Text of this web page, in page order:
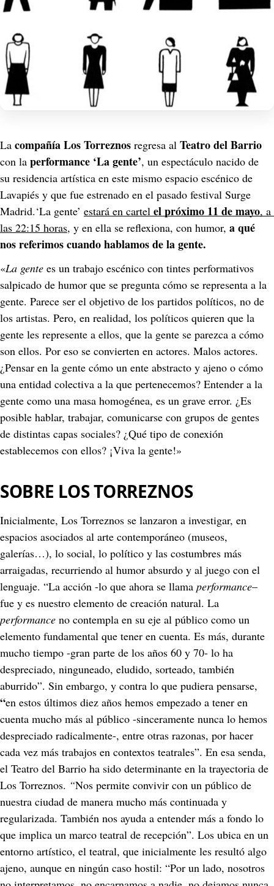
La compañía Los Torreznos regresa al Teatro del Barrio
con la performance ‘La gente’, un espectáculo nacido de
su residencia artística en este mismo espacio escénico de
Lavapiés y que fue estrenado en el pasado festival Surge
Madrid.‘La gente’ estará en cartel el próximo 11 de mayo, a
las 22:15 horas, y en ella se reflexiona, con humor, a qué
nos referimos cuando hablamos de la gente.
«La gente es un trabajo escénico con tintes performativos
salpicado de humor que se pregunta cómo se representa a la
gente. Parece ser el objetivo de los partidos políticos, no de
los artistas. Pero, en realidad, los políticos quieren que la
gente les represente a ellos, que la gente se parezca a cómo
son ellos. Por eso se convierten en actores. Malos actores.
¿Pensar en la gente cómo un ente abstracto y ajeno o cómo
una entidad colectiva a la que pertenecemos? Entender a la
gente como una masa homogénea, es un grave error. ¿Es
posible hablar, trabajar, comunicarse con grupos de gentes
de distintas capas sociales? ¿Qué tipo de conexión
establecemos con ellos? ¡Viva la gente!»
SOBRE LOS TORREZNOS
Inicialmente, Los Torreznos se lanzaron a investigar, en
espacios asociados al arte contemporáneo (museos,
galerías…), lo social, lo político y las costumbres más
arraigadas, recurriendo al humor absurdo y al juego con el
lenguaje. “La acción -lo que ahora se llama performance–
fue y es nuestro elemento de creación natural. La
performance no contempla en su eje al público como un
elemento fundamental que tener en cuenta. Es más, durante
mucho tiempo -gran parte de los años 60 y 70- lo ha
despreciado, ninguneado, eludido, sorteado, también
aburrido”. Sin embargo, y contra lo que pudiera pensarse,
“en estos últimos diez años hemos empezado a tener en
cuenta mucho más al público -sinceramente nunca lo hemos
despreciado radicalmente-, entre otras razonas, por hacer
cada vez más trabajos en contextos teatrales”. En esa senda,
el Teatro del Barrio ha sido determinante en la trayectoria de
Los Torreznos. “Nos permite convivir con un público de
nuestra ciudad de manera mucho más continuada y
regularizada. También nos ayuda a entender más a fondo lo
que implica un marco teatral de recepción”. Los ubica en un
entorno artístico, el teatral, que inicialmente les resultó algo
ajeno, aunque en ningún caso hostil: “Por un lado, nosotros